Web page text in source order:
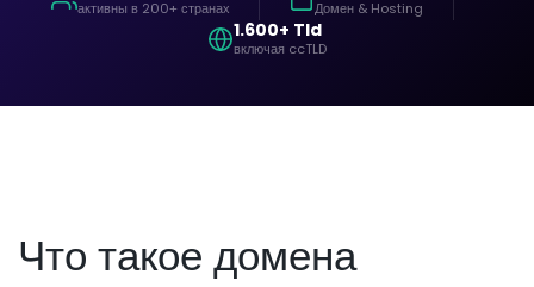
активны в 200+ странах Домен & Hosting
1.600+ Tld
включая ccTLD
Что такое домена